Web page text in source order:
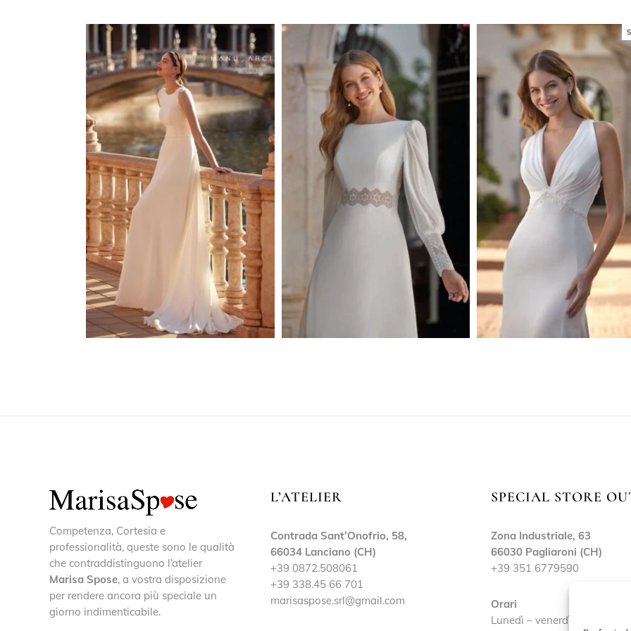
Competenza, Cortesia e
professionalità, queste sono le qualità
che contraddistinguono l’atelier
Marisa Spose, a vostra disposizione
per rendere ancora più speciale un
giorno indimenticabile.
L’ATELIER
Contrada Sant’Onofrio, 58,
66034 Lanciano (CH)
+39 0872.508061
+39 338.45 66 701
marisaspose.srl@gmail.com
SPECIAL STORE
Zona Industriale, 63
66030 Pagliaroni (CH)
+39 351 6779590
Orari
Lunedì – venerdì: